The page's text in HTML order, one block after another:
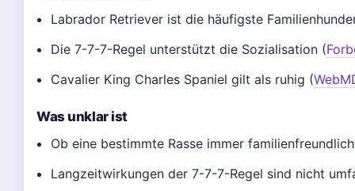
Labrador Retriever ist die häufigste
Die 7-7-7-Regel unterstützt die Sozialisation (
Cavalier King Charles Spaniel gilt als ruhig (
Was unklar ist
Ob eine bestimmte Rasse immer
Langzeitwirkungen der 7-7-7-Regel sind nicht